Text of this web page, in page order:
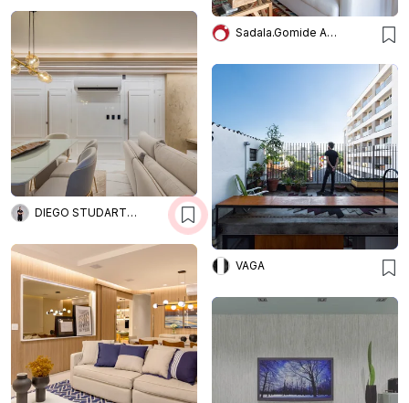
Sadala.Gomide Arquitetura
DIEGO STUDART ARQUITETURA
VAGA